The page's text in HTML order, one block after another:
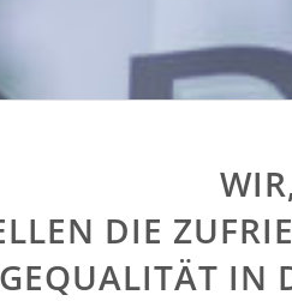
DIE
IN